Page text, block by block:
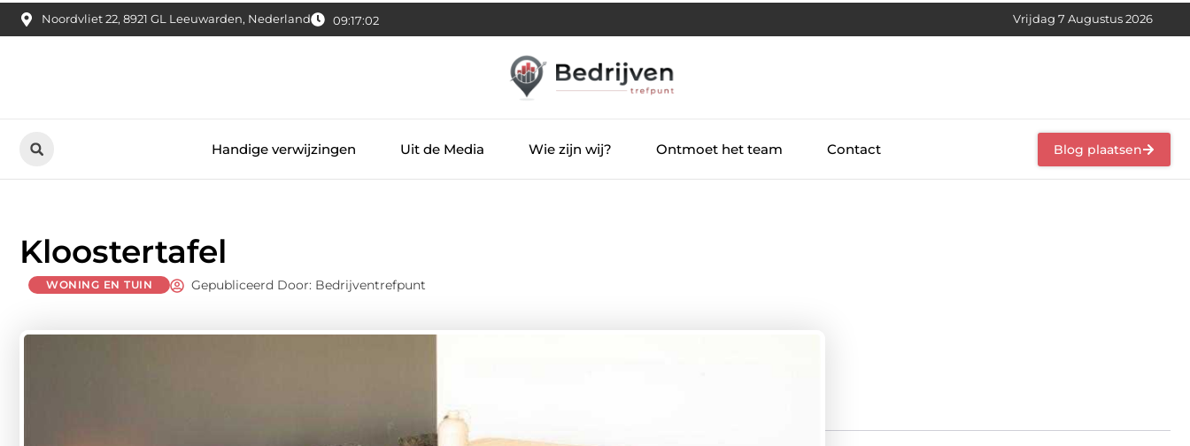
Noordvliet 22, 8921 GL Leeuwarden, Nederland 09:17:03 Vrijdag 7 Augustus 2026
Handige verwijzingen Uit de Media Wie zijn wij? Ontmoet het team Contact Blog plaatsen
Kloostertafel
WONING EN TUIN Gepubliceerd Door: Bedrijventrefpunt